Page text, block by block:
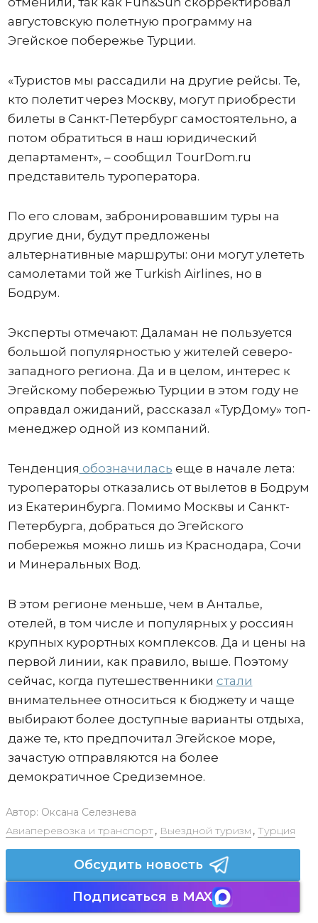
августовскую полетную программу на
Эгейское побережье Турции.
«Туристов мы рассадили на другие рейсы. Те,
кто полетит через Москву, могут приобрести
билеты в Санкт-Петербург самостоятельно, а
потом обратиться в наш юридический
департамент», – сообщил TourDom.ru
представитель туроператора.
По его словам, забронировавшим туры на
другие дни, будут предложены
альтернативные маршруты: они могут улететь
самолетами той же Turkish Airlines, но в
Бодрум.
Эксперты отмечают: Даламан не пользуется
большой популярностью у жителей северо-
западного региона. Да и в целом, интерес к
Эгейскому побережью Турции в этом году не
оправдал ожиданий, рассказал «ТурДому» топ-
менеджер одной из компаний.
Тенденция обозначилась еще в начале лета:
туроператоры отказались от вылетов в Бодрум
из Екатеринбурга. Помимо Москвы и Санкт-
Петербурга, добраться до Эгейского
побережья можно лишь из Краснодара, Сочи
и Минеральных Вод.
В этом регионе меньше, чем в Анталье,
отелей, в том числе и популярных у россиян
крупных курортных комплексов. Да и цены на
первой линии, как правило, выше. Поэтому
сейчас, когда путешественники стали
внимательнее относиться к бюджету и чаще
выбирают более доступные варианты отдыха,
даже те, кто предпочитал Эгейское море,
зачастую отправляются на более
демократичное Средиземное.
Автор: Оксана Селезнева
Авиаперевозка и транспорт, Выездной туризм , Турция
Обсудить новость
Подписаться в MAX